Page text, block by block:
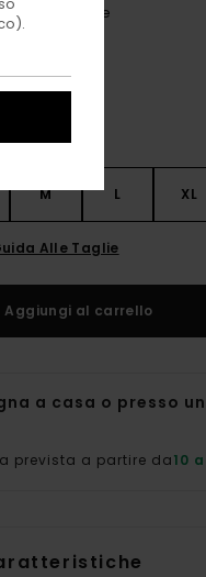
Swirl Tiedye
M L XL
Alle Taglie
Aggiungi al carrello
a casa o presso
prevista a partire da10